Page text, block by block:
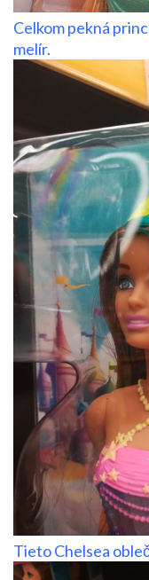
Celkom pekná
melír.
Tieto Chelsea